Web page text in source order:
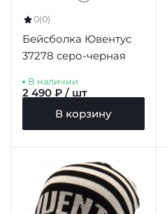
0(0)
Бейсболка Ювентус
37278 серо-черная
В наличии
2 490 ₽ / шт
В корзину